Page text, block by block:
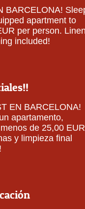
BARCELONA!
apartment to
per person.
included!
EN BARCELONA!
apartamento,
de 25,00 EUR
y limpieza final